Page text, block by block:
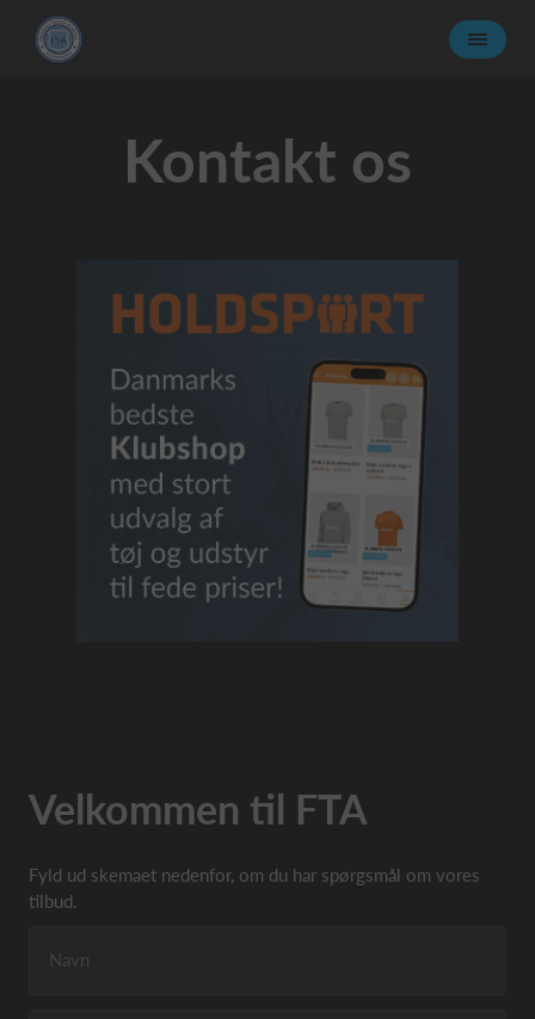
Kontakt os
Velkommen til FTA
Fyld ud skemaet nedenfor, om du har spørgsmål om vores
tilbud.
Navn